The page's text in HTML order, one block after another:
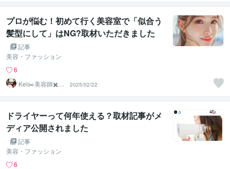
プロが悩む！初めて行く美容室で「似合う
髪型にして」はNG?取材いただきました
記事
美容・ファッション
6
Kei✂️美容師✖️似
合わせの専門家
2025/02/22
ドライヤーって何年使える？取材記事がメ
ディア公開されました
記事
美容・ファッション
6